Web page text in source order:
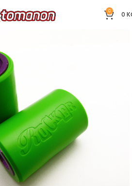
0 0